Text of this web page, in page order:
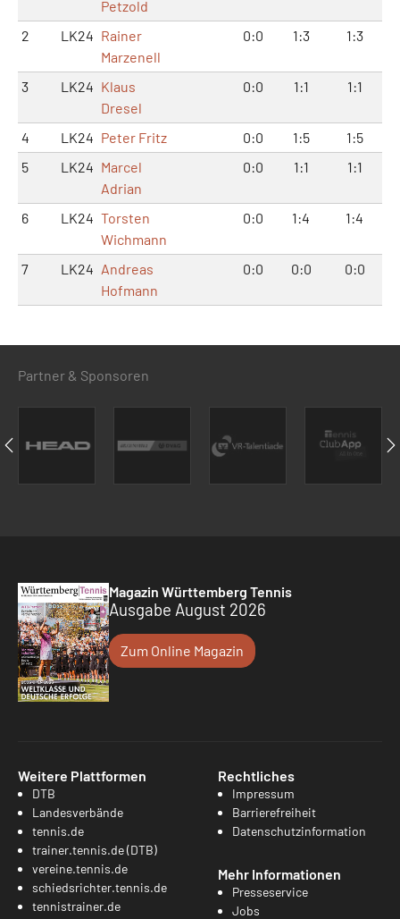
Petzold
2 LK24 Rainer
Marzenell
0:0 1:3 1:3
3 LK24 Klaus
Dresel
0:0 1:1 1:1
4 LK24 Peter Fritz 0:0 1:5
1:5
5
LK24 Marcel
Adrian
0:0 1:1 1:1
6 LK24 Torsten
Wichmann
0:0 1:4 1:4
7 LK24 Andreas
Hofmann
0:0 0:0 0:0
Partner & Sponsoren
Magazin Württemberg Tennis
Ausgabe August 2026
Zum Online Magazin
Weitere Plattformen
DTB
Landesverbände
tennis.de
trainer.tennis.de (DTB)
vereine.tennis.de
schiedsrichter.tennis.de
tennistrainer.de
Rechtliches
Impressum
Barrierefreiheit
Datenschutzinformation
Mehr Informationen
Presseservice
Jobs